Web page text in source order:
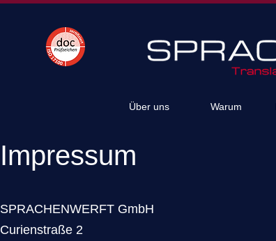
Über uns Warum
Impressum
SPRACHENWERFT GmbH
Curienstraße 2